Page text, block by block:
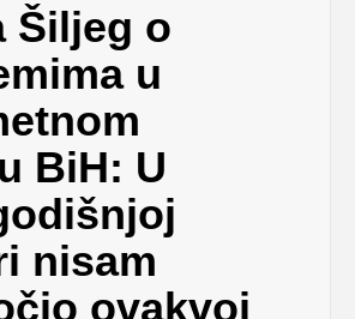
Šiljeg o
u
BiH: U
nisam
ovakvoj